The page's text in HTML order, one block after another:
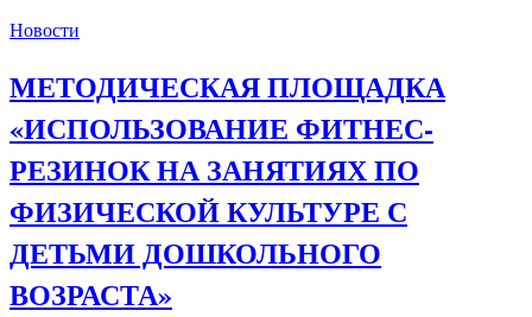
Новости
МЕТОДИЧЕСКАЯ ПЛОЩАДКА
«ИСПОЛЬЗОВАНИЕ ФИТНЕС-
РЕЗИНОК НА ЗАНЯТИЯХ ПО
ФИЗИЧЕСКОЙ КУЛЬТУРЕ С
ДЕТЬМИ ДОШКОЛЬНОГО
ВОЗРАСТА»